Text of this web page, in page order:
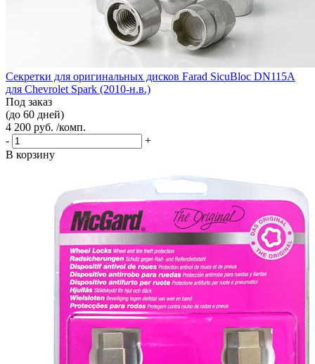
Секретки для оригинальных дисков Farad SicuBloc DN115A
для Chevrolet Spark (2010-н.в.)
Под заказ
(до 60 дней)
4 200 руб. /комп.
-
+
В корзину